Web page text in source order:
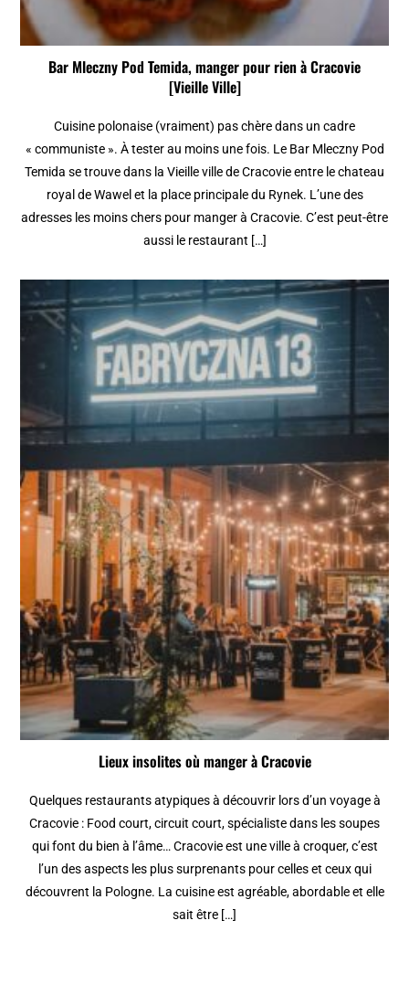
Bar Mleczny Pod Temida, manger pour rien à Cracovie
[Vieille Ville]
Cuisine polonaise (vraiment) pas chère dans un cadre
« communiste ». À tester au moins une fois. Le Bar Mleczny Pod
Temida se trouve dans la Vieille ville de Cracovie entre le chateau
royal de Wawel et la place principale du Rynek. L’une des
adresses les moins chers pour manger à Cracovie. C’est peut-être
aussi le restaurant […]
Lieux insolites où manger à Cracovie
Quelques restaurants atypiques à découvrir lors d’un voyage à
Cracovie : Food court, circuit court, spécialiste dans les soupes
qui font du bien à l’âme… Cracovie est une ville à croquer, c’est
l’un des aspects les plus surprenants pour celles et ceux qui
découvrent la Pologne. La cuisine est agréable, abordable et elle
sait être […]